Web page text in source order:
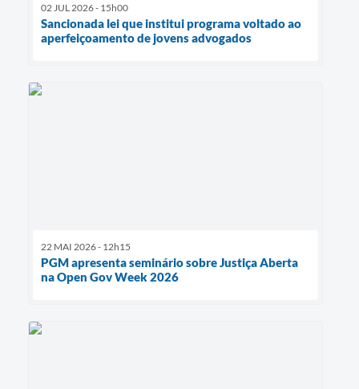
02 JUL 2026 - 15h00
Sancionada lei que institui programa voltado ao
aperfeiçoamento de jovens advogados
22 MAI 2026 - 12h15
PGM apresenta seminário sobre Justiça Aberta
na Open Gov Week 2026